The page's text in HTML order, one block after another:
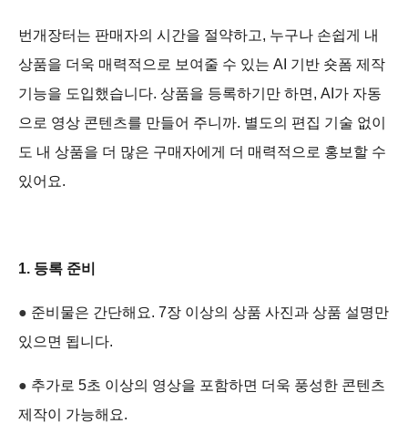
번개장터는 판매자의 시간을 절약하고, 누구나 손쉽게 내
상품을 더욱 매력적으로 보여줄 수 있는 AI 기반 숏폼 제작
기능을 도입했습니다. 상품을 등록하기만 하면, AI가 자동
으로 영상 콘텐츠를 만들어 주니까. 별도의 편집 기술 없이
도 내 상품을 더 많은 구매자에게 더 매력적으로 홍보할 수
있어요.
1. 등록 준비
● 준비물은 간단해요. 7장 이상의 상품 사진과 상품 설명만
있으면 됩니다.
● 추가로 5초 이상의 영상을 포함하면 더욱 풍성한 콘텐츠
제작이 가능해요.